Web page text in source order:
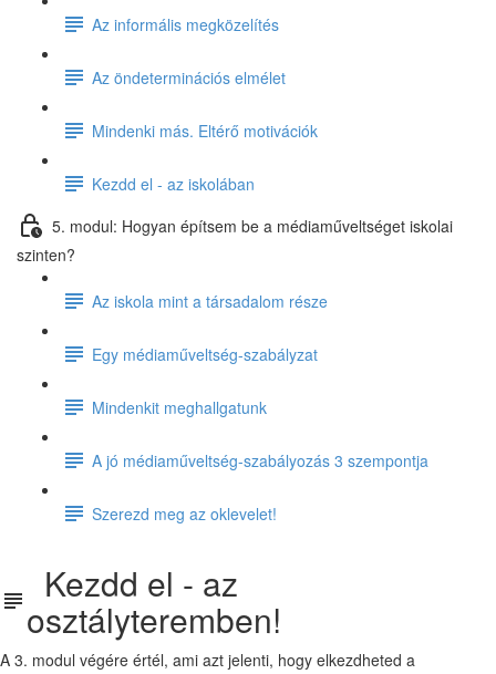
Az informális megközelítés
Az öndeterminációs elmélet
Mindenki más. Eltérő motivációk
Kezdd el - az iskolában
5. modul: Hogyan építsem be a médiaműveltséget iskolai
szinten?
Az iskola mint a társadalom része
Egy médiaműveltség-szabályzat
Mindenkit meghallgatunk
A jó médiaműveltség-szabályozás 3 szempontja
Szerezd meg az oklevelet!
Kezdd el - az
osztályteremben!
A 3. modul végére értél, ami azt jelenti, hogy elkezdheted a